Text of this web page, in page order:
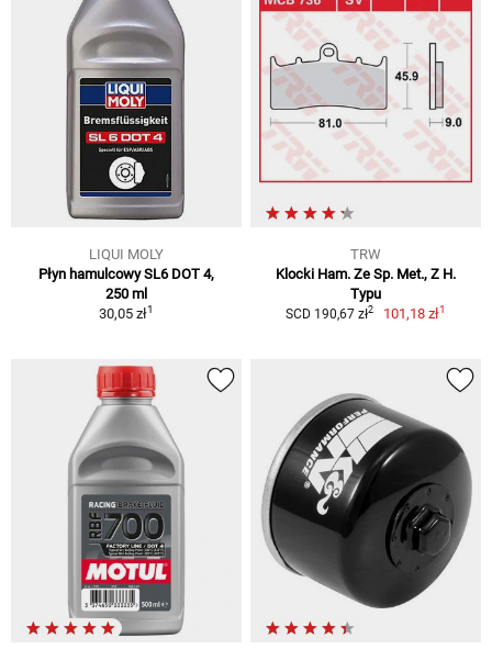
LIQUI MOLY
Płyn hamulcowy SL6 DOT 4,
250 ml
30,05 zł1
TRW
Klocki Ham. Ze Sp. Met., Z H.
Typu
SCD 190,67 zł2 101,18 zł1